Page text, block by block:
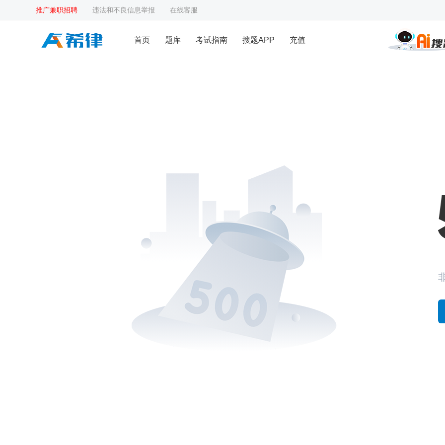
推广兼职招聘 违法和不良信息举报 在线客服
首页 题库 考试指南 搜题APP 充值